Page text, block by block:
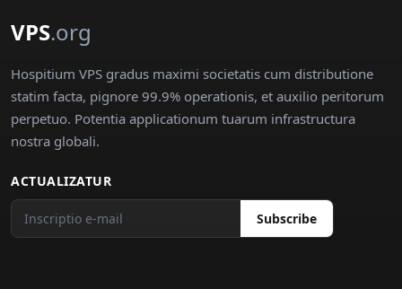
VPS.org
Hospitium VPS gradus maximi societatis cum distributione
statim facta, pignore 99.9% operationis, et auxilio peritorum
perpetuo. Potentia applicationum tuarum infrastructura
nostra globali.
ACTUALIZATUR
Subscribe